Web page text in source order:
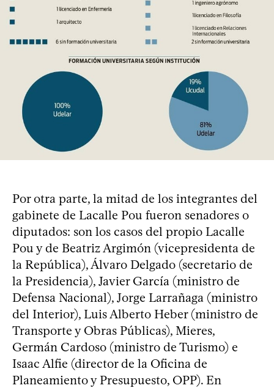
Por otra parte, la mitad de los integrantes del
gabinete de Lacalle Pou fueron senadores o
diputados: son los casos del propio Lacalle
Pou y de Beatriz Argimón (vicepresidenta de
la República), Álvaro Delgado (secretario de
la Presidencia), Javier García (ministro de
Defensa Nacional), Jorge Larrañaga (ministro
del Interior), Luis Alberto Heber (ministro de
Transporte y Obras Públicas), Mieres,
Germán Cardoso (ministro de Turismo) e
Isaac Alfie (director de la Oficina de
Planeamiento y Presupuesto, OPP). En